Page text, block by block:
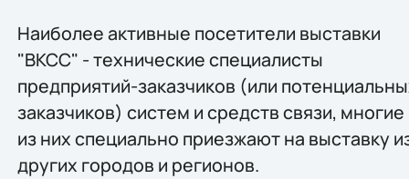
Наиболее активные посетители выставки
"ВКСС" - технические специалисты
предприятий-заказчиков (или
заказчиков) систем и средств связи, многие
из них специально приезжают на выставку
других городов и регионов.